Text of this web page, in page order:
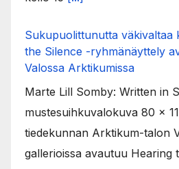
Sukupuolittunutta väkivaltaa
the Silence -ryhmänäyttely
Valossa Arktikumissa
Marte Lill Somby: Written in
mustesuihkuvalokuva 80 x
tiedekunnan Arktikum-talon
gallerioissa avautuu Hearing